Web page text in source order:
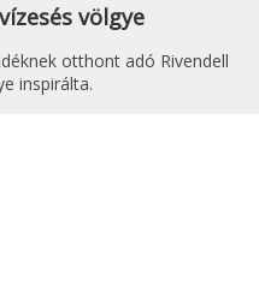
völgye
otthont adó Rivendell
inspirálta.